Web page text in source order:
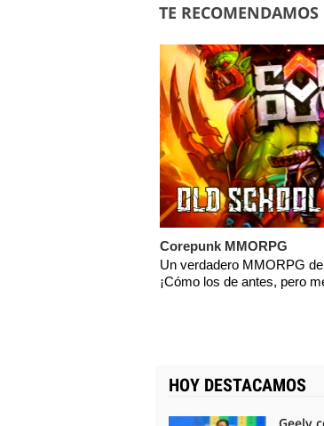
TE RECOMENDAMOS
Corepunk MMORPG
Un verdadero MMORPG
¡Cómo los de antes, pero
HOY DESTACAMOS